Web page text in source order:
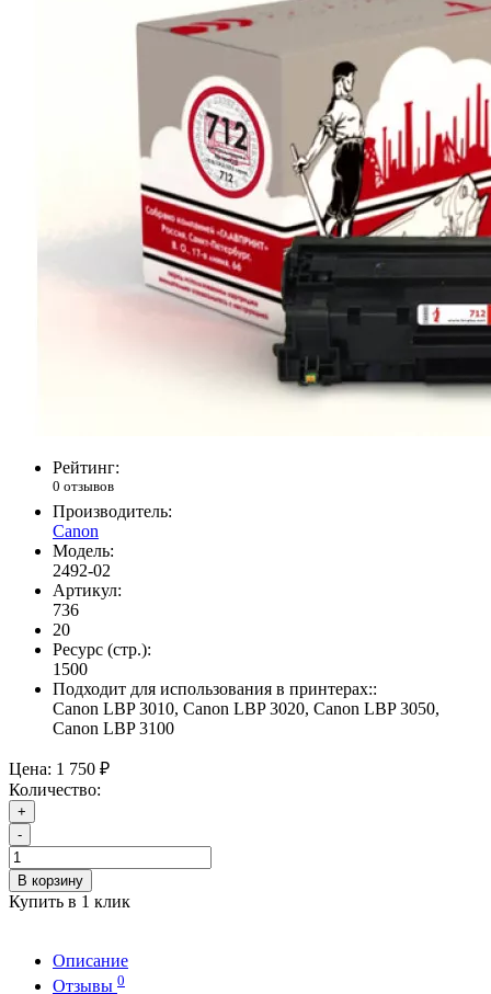
Рейтинг:
0 отзывов
Производитель:
Canon
Модель:
2492-02
Артикул:
736
20
Ресурс (стр.):
1500
Подходит для использования в принтерах::
Canon LBP 3010, Canon LBP 3020, Canon LBP 3050,
Canon LBP 3100
Цена: 1 750 ₽
Количество:
+
-
В корзину
Купить в 1 клик
Описание
Отзывы 0